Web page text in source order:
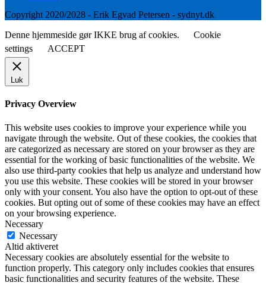
Copyright 2020/2028 - Erik Egvad Petersen - sydnyt.dk
Denne hjemmeside gør IKKE brug af cookies.
Cookie
settings
ACCEPT
Luk
Privacy Overview
This website uses cookies to improve your experience while you
navigate through the website. Out of these cookies, the cookies that
are categorized as necessary are stored on your browser as they are
essential for the working of basic functionalities of the website. We
also use third-party cookies that help us analyze and understand how
you use this website. These cookies will be stored in your browser
only with your consent. You also have the option to opt-out of these
cookies. But opting out of some of these cookies may have an effect
on your browsing experience.
Necessary
Necessary
Altid aktiveret
Necessary cookies are absolutely essential for the website to
function properly. This category only includes cookies that ensures
basic functionalities and security features of the website. These